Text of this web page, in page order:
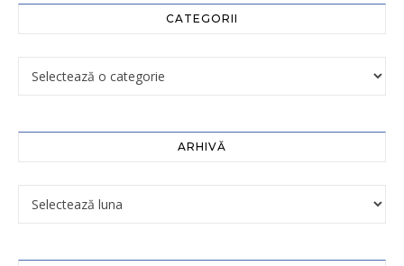
CATEGORII
ARHIVĂ